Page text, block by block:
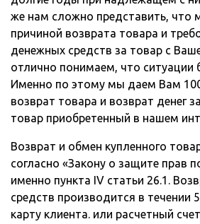
же нам сложно представить, что
причиной возврата товара и
денежных средств за товар с
отлично понимаем, что ситуации
Именно по этому мы даем Вам
возврат товара и возврат денег
товар приобретенный в нашем
Возврат и обмен купленного
согласно «Закону о защите прав
именно пункта IV статьи 26.1.
средств производится в течении
карту клиента. или расчетный